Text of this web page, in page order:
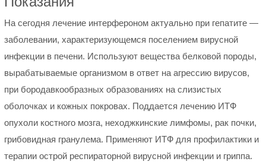
На сегодня лечение интерфероном актуально при гепатите —
заболевании, характеризующемся поселением вирусной
инфекции в печени. Используют вещества белковой породы,
вырабатываемые организмом в ответ на агрессию вирусов,
при бородавкообразных образованиях на слизистых
оболочках и кожных покровах. Поддается лечению ИТФ
опухоли костного мозга, неходжкинские лимфомы, рак почки,
грибовидная гранулема. Применяют ИТФ для профилактики и
терапии острой респираторной вирусной инфекции и гриппа.